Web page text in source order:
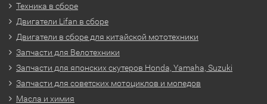
Техника в сборе
Двигатели Lifan в сборе
Двигатели в сборе для китайской мототехники
Запчасти для Велотехники
Запчасти для японских скутеров Honda, Yamaha, Suzuki
Запчасти для советских мотоциклов и мопедов
Масла и химия